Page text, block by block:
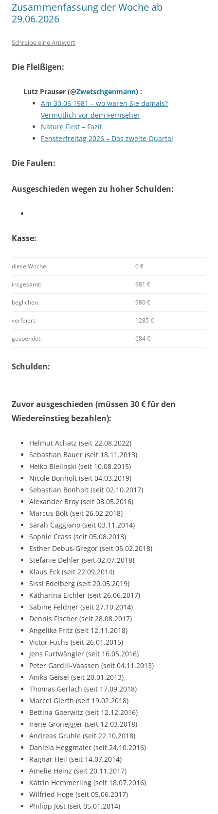
Zusammenfassung der Woche ab
29.06.2026
Schreibe eine Antwort
Die Fleißigen:
Lutz Prauser (@Zwetschgenmann) :
Am 30.06.1981 – wo waren Sie damals?
Vermutlich vor dem Fernseher
Nature First – Fazit
Fensterfreitag 2026 – Das zweite Quartal
Die Faulen:
Ausgeschieden wegen zu hoher Schulden:
Kasse:
diese Woche: 0 €
insgesamt: 981 €
beglichen: 980 €
verfeiert: 1285 €
gespendet: 684 €
Schulden:
Zuvor ausgeschieden (müssen 30 € für den
Wiedereinstieg bezahlen):
Helmut Achatz (seit 22.08.2022)
Sebastian Bauer (seit 18.11.2013)
Heiko Bielinski (seit 10.08.2015)
Nicole Bonholt (seit 04.03.2019)
Sebastian Bonholt (seit 02.10.2017)
Alexander Broy (seit 08.05.2016)
Marcus Bölt (seit 26.02.2018)
Sarah Caggiano (seit 03.11.2014)
Sophie Crass (seit 05.08.2013)
Esther Debus-Gregor (seit 05.02.2018)
Stefanie Dehler (seit 02.07.2018)
Klaus Eck (seit 22.09.2014)
Sissi Edelberg (seit 20.05.2019)
Katharina Eichler (seit 26.06.2017)
Sabine Feldner (seit 27.10.2014)
Dennis Fischer (seit 28.08.2017)
Angelika Fritz (seit 12.11.2018)
Victor Fuchs (seit 26.01.2015)
Jens Furtwängler (seit 16.05.2016)
Peter Gardill-Vaassen (seit 04.11.2013)
Anika Geisel (seit 20.01.2013)
Thomas Gerlach (seit 17.09.2018)
Marcel Gierth (seit 19.02.2018)
Bettina Goerwitz (seit 12.12.2016)
Irene Gronegger (seit 12.03.2018)
Andreas Gruhle (seit 22.10.2018)
Daniela Heggmaier (seit 24.10.2016)
Ragnar Heil (seit 14.07.2014)
Amelie Heinz (seit 20.11.2017)
Katrin Hemmerling (seit 18.07.2016)
Wilfried Hoge (seit 05.06.2017)
Philipp Jost (seit 05.01.2014)